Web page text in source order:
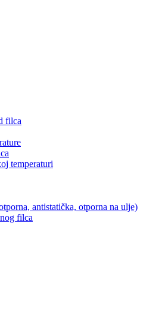
filca
temperaturi
antistatička, otporna na ulje)
filca